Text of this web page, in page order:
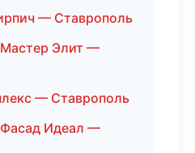
— Ставрополь
Элит —
— Ставрополь
Идеал —